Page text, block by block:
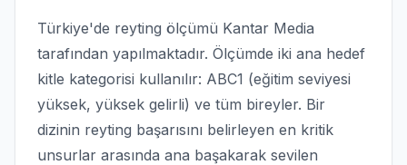
Türkiye'de reyting ölçümü Kantar Media
tarafından yapılmaktadır. Ölçümde iki ana hedef
kitle kategorisi kullanılır: ABC1 (eğitim seviyesi
yüksek, yüksek gelirli) ve tüm bireyler. Bir
dizinin reyting başarısını belirleyen en kritik
unsurlar arasında ana başakarak sevilen